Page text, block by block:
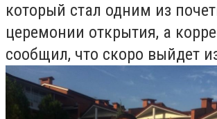
который стал одним из
церемонии открытия, а
сообщил, что скоро выйдет